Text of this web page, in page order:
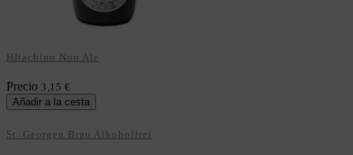
HItachino Non Ale
Precio 3,15 €
Añadir a la cesta
St. Georgen Brau Alkoholfrei